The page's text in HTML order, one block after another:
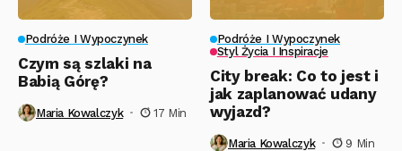
Podróże I Wypoczynek
Czym są szlaki na
Babią Górę?
Maria Kowalczyk 17 Min
Podróże I Wypoczynek
Styl Życia I Inspiracje
City break: Co to jest i
jak zaplanować udany
wyjazd?
Maria Kowalczyk 9 Min